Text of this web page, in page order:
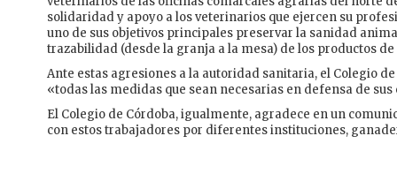
solidaridad y apoyo a los veterinarios que ejercen su
uno de sus objetivos principales preservar la sanidad
trazabilidad (desde la granja a la mesa) de los productos
Ante estas agresiones a la autoridad sanitaria, el Colegio
«todas las medidas que sean necesarias en defensa de
El Colegio de Córdoba, igualmente, agradece en un
con estos trabajadores por diferentes instituciones,